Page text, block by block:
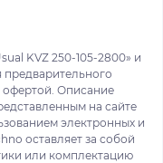
KVZ 250-105-2800» и
предварительного
офертой. Описание
на сайте
электронных и
оставляет за собой
или комплектацию